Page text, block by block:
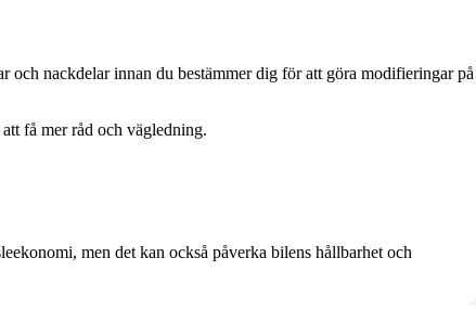
nackdelar innan du bestämmer dig för att göra modifieringar på
få mer råd och vägledning.
men det kan också påverka bilens hållbarhet och